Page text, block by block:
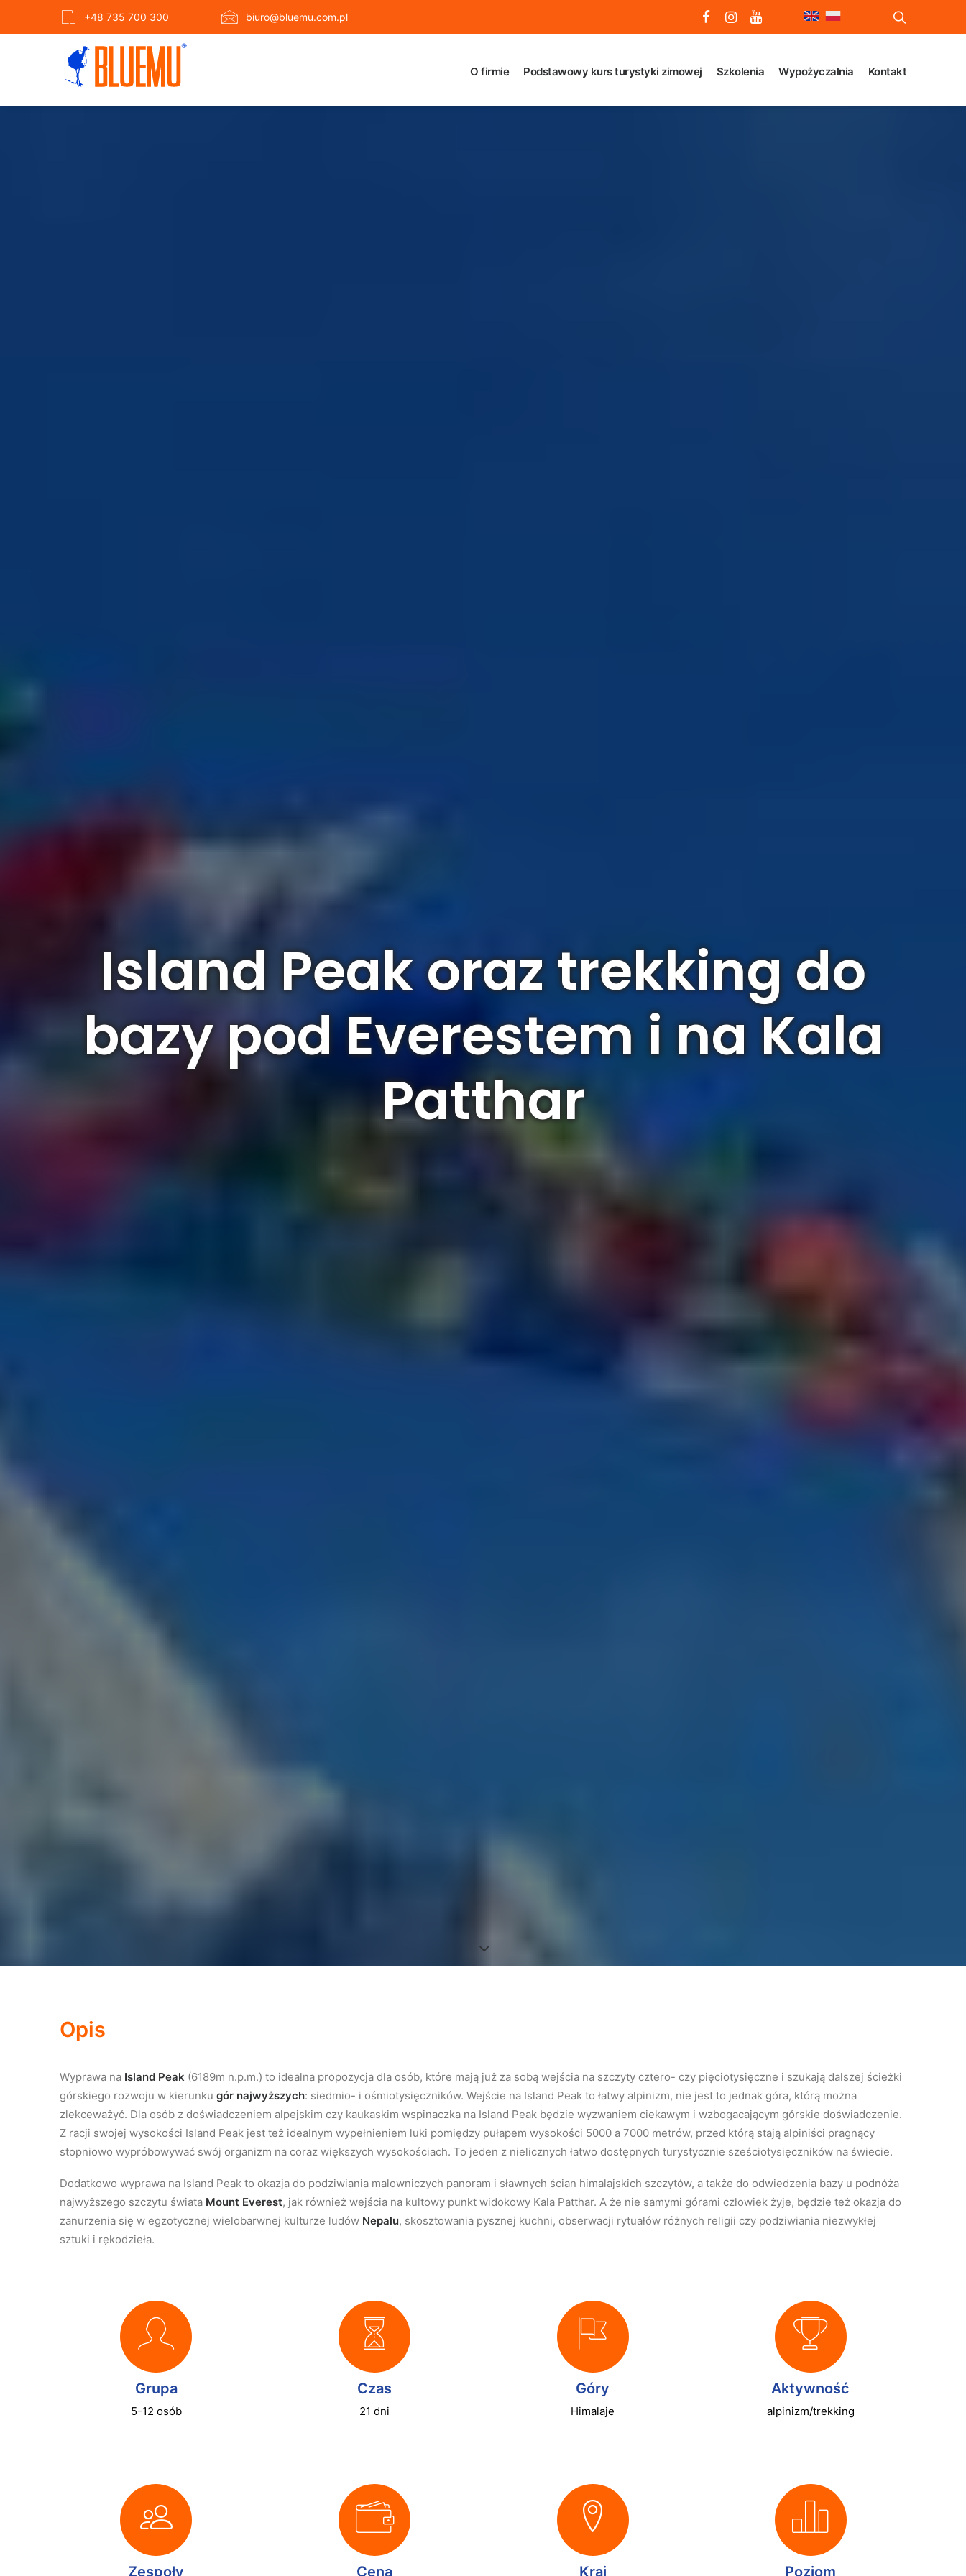
+48 735 700 300 biuro@bluemu.com.pl
O firmie Podstawowy kurs turystyki zimowej Szkolenia Wypożyczalnia Kontakt
Island Peak oraz trekking do
bazy pod Everestem i na Kala
Patthar
Opis
Wyprawa na Island Peak (6189m n.p.m.) to idealna propozycja dla osób, które mają już za sobą wejścia na szczyty cztero- czy pięciotysięczne i szukają dalszej ścieżki
górskiego rozwoju w kierunku gór najwyższych: siedmio- i ośmiotysięczników. Wejście na Island Peak to łatwy alpinizm, nie jest to jednak góra, którą można
zlekceważyć. Dla osób z doświadczeniem alpejskim czy kaukaskim wspinaczka na Island Peak będzie wyzwaniem ciekawym i wzbogacającym górskie doświadczenie.
Z racji swojej wysokości Island Peak jest też idealnym wypełnieniem luki pomiędzy pułapem wysokości 5000 a 7000 metrów, przed którą stają alpiniści pragnący
stopniowo wypróbowywać swój organizm na coraz większych wysokościach. To jeden z nielicznych łatwo dostępnych turystycznie sześciotysięczników na świecie.
Dodatkowo wyprawa na Island Peak to okazja do podziwiania malowniczych panoram i sławnych ścian himalajskich szczytów, a także do odwiedzenia bazy u podnóża
najwyższego szczytu świata Mount Everest, jak również wejścia na kultowy punkt widokowy Kala Patthar. A że nie samymi górami człowiek żyje, będzie też okazja do
zanurzenia się w egzotycznej wielobarwnej kulturze ludów Nepalu, skosztowania pysznej kuchni, obserwacji rytuałów różnych religii czy podziwiania niezwykłej
sztuki i rękodzieła.
Grupa
5-12 osób
Czas
21 dni
Góry
Himalaje
Aktywność
alpinizm/trekking
Zespoły Cena Kraj Poziom